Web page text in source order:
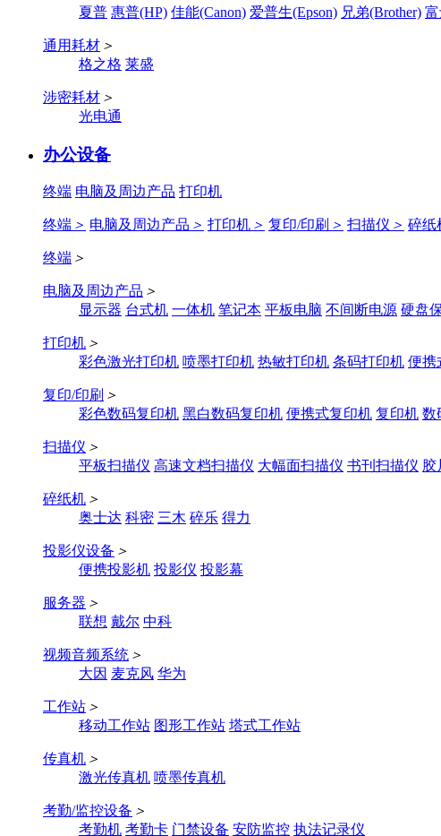
夏普 惠普(HP) 佳能(Canon) 爱普生(Epson) 兄弟(Brother)
通用耗材 ＞
格之格 莱盛
涉密耗材 ＞
光电通
办公设备
终端 电脑及周边产品 打印机
终端 ＞ 电脑及周边产品 ＞ 打印机 ＞ 复印/印刷 ＞ 扫描仪 ＞ 碎纸
终端 ＞
电脑及周边产品 ＞
显示器 台式机 一体机 笔记本 平板电脑 不间断电源 硬盘
打印机 ＞
彩色激光打印机 喷墨打印机 热敏打印机 条码打印机 便携
复印/印刷 ＞
彩色数码复印机 黑白数码复印机 便携式复印机 复印机 数
扫描仪 ＞
平板扫描仪 高速文档扫描仪 大幅面扫描仪 书刊扫描仪 胶
碎纸机 ＞
奥士达 科密 三木 碎乐 得力
投影仪设备 ＞
便携投影机 投影仪 投影幕
服务器 ＞
联想 戴尔 中科
视频音频系统 ＞
大因 麦克风 华为
工作站 ＞
移动工作站 图形工作站 塔式工作站
传真机 ＞
激光传真机 喷墨传真机
考勤/监控设备 ＞
考勤机 考勤卡 门禁设备 安防监控 执法记录仪